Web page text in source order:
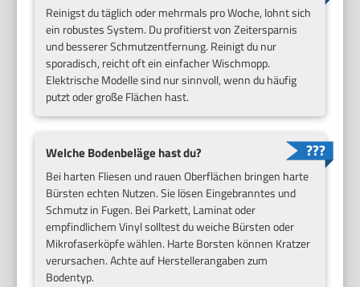
Reinigst du täglich oder mehrmals pro Woche, lohnt sich
ein robustes System. Du profitierst von Zeitersparnis
und besserer Schmutzentfernung. Reinigt du nur
sporadisch, reicht oft ein einfacher Wischmopp.
Elektrische Modelle sind nur sinnvoll, wenn du häufig
putzt oder große Flächen hast.
Welche Bodenbeläge hast du?
Bei harten Fliesen und rauen Oberflächen bringen harte
Bürsten echten Nutzen. Sie lösen Eingebranntes und
Schmutz in Fugen. Bei Parkett, Laminat oder
empfindlichem Vinyl solltest du weiche Bürsten oder
Mikrofaserköpfe wählen. Harte Borsten können Kratzer
verursachen. Achte auf Herstellerangaben zum
Bodentyp.